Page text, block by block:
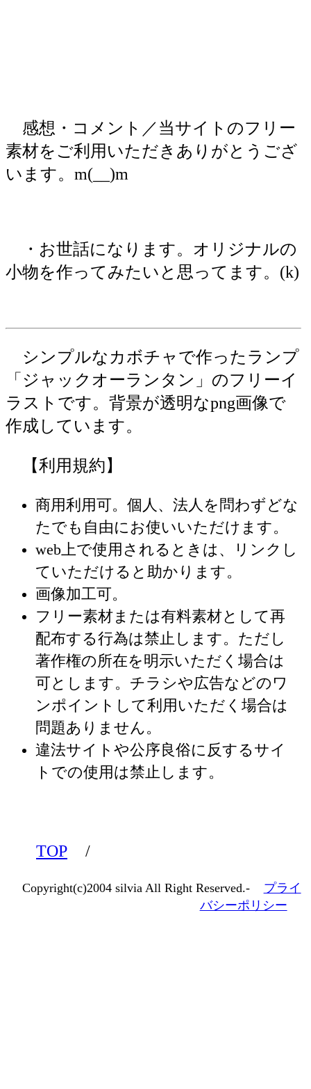
感想・コメント／当サイトのフリー
素材をご利用いただきありがとうござ
います。m(__)m
・お世話になります。オリジナルの
小物を作ってみたいと思ってます。(k)
シンプルなカボチャで作ったランプ
「ジャックオーランタン」のフリーイ
ラストです。背景が透明なpng画像で
作成しています。
【利用規約】
商用利用可。個人、法人を問わずどな
たでも自由にお使いいただけます。
web上で使用されるときは、リンクし
ていただけると助かります。
画像加工可。
フリー素材または有料素材として再
配布する行為は禁止します。ただし
著作権の所在を明示いただく場合は
可とします。チラシや広告などのワ
ンポイントして利用いただく場合は
問題ありません。
違法サイトや公序良俗に反するサイ
トでの使用は禁止します。
TOP /
Copyright(c)2004 silvia All Right Reserved.-
プライ
バシーポリシー